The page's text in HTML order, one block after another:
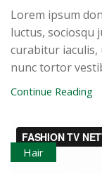
Lorem ipsum
luctus, sociosqu
curabitur iaculis,
nunc tortor
Continue Reading
Hair